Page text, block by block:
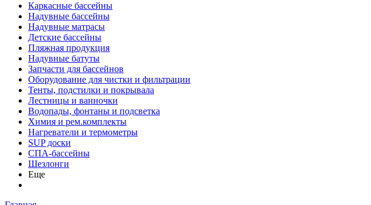
Каркасные бассейны
Надувные бассейны
Надувные матрасы
Детские бассейны
Пляжная продукция
Надувные батуты
Запчасти для бассейнов
Оборудование для чистки и фильтрации
Тенты, подстилки и покрывала
Лестницы и ванночки
Водопады, фонтаны и подсветка
Химия и рем.комплекты
Нагреватели и термометры
SUP доски
СПА-бассейны
Шезлонги
Еще